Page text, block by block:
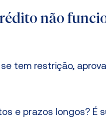
não
tem restrição,
e prazos longos? É